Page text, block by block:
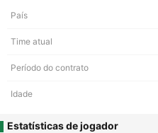
País
Time atual
Período do contrato
Idade
Estatísticas de jogador